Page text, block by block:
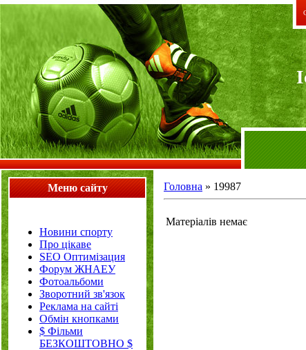
Меню сайту
Новини спорту
Про цікаве
SEO Оптимізация
Форум ЖНАЕУ
Фотоальбоми
Зворотний зв'язок
Реклама на сайті
Обмін кнопками
$ Фільми
БЕЗКОШТОВНО $
Головна » 19987
Матеріалів немає